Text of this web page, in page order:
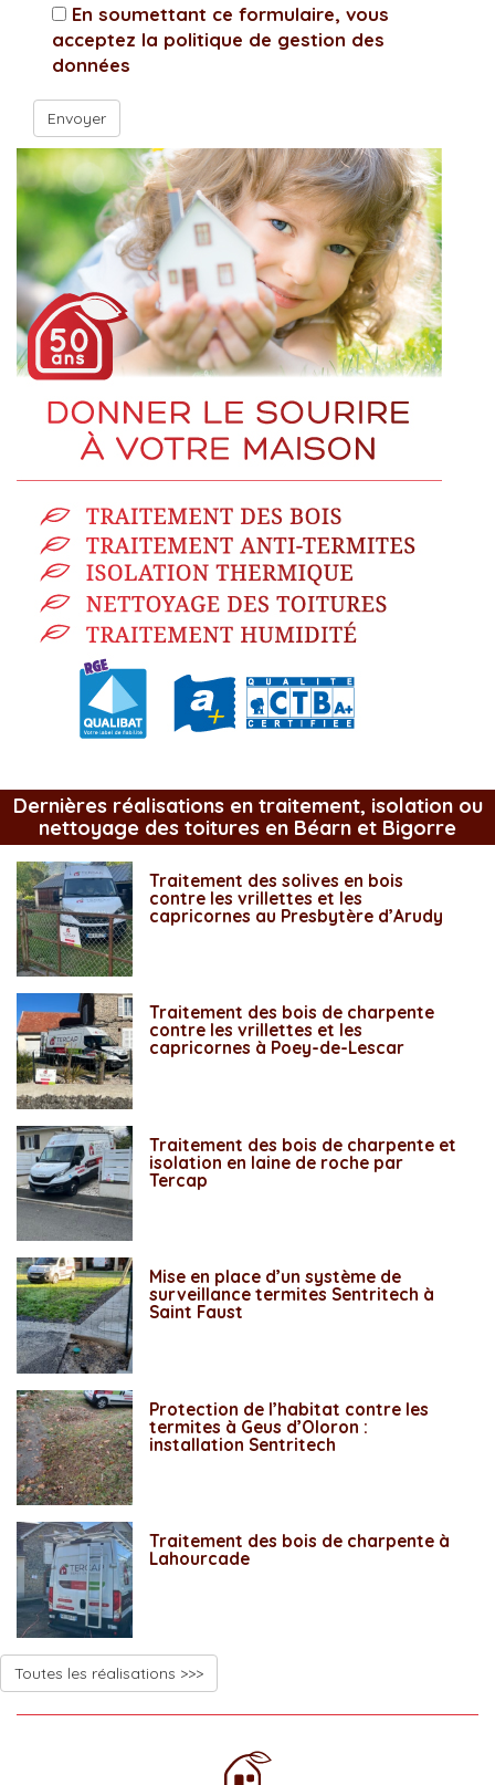
En soumettant ce formulaire, vous
acceptez la politique de gestion des
données
Dernières réalisations en traitement, isolation ou
nettoyage des toitures en Béarn et Bigorre
Traitement des solives en bois
contre les vrillettes et les
capricornes au Presbytère d’Arudy
Traitement des bois de charpente
contre les vrillettes et les
capricornes à Poey-de-Lescar
Traitement des bois de charpente et
isolation en laine de roche par
Tercap
Mise en place d’un système de
surveillance termites Sentritech à
Saint Faust
Protection de l’habitat contre les
termites à Geus d’Oloron :
installation Sentritech
Traitement des bois de charpente à
Lahourcade
Toutes les réalisations >>>